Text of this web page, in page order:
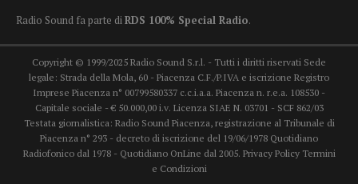
Radio Sound fa parte diRDS 100% Special Radio.
Copyright © 1999/2025 Radio Sound S.r.l. - Tutti i diritti riservati Sede
legale: Strada della Mola, 60 - Piacenza C.F./P.IVA e iscrizione Registro
Imprese Piacenza n° 00799580337 c.c.i.a.a. Piacenza n. r.e.a. 108530 -
Capitale sociale - € 50.000,00 i.v. Licenza SIAE N. 03701 - SCF 862/03
Testata giornalistica: Radio Sound Piacenza, registrazione al Tribunale di
Piacenza n° 293 - decreto di iscrizione del 19/06/1978 Quotidiano
Radiofonico dal 1978 - Quotidiano OnLine dal 2005. Privacy Policy Termini
e Condizioni